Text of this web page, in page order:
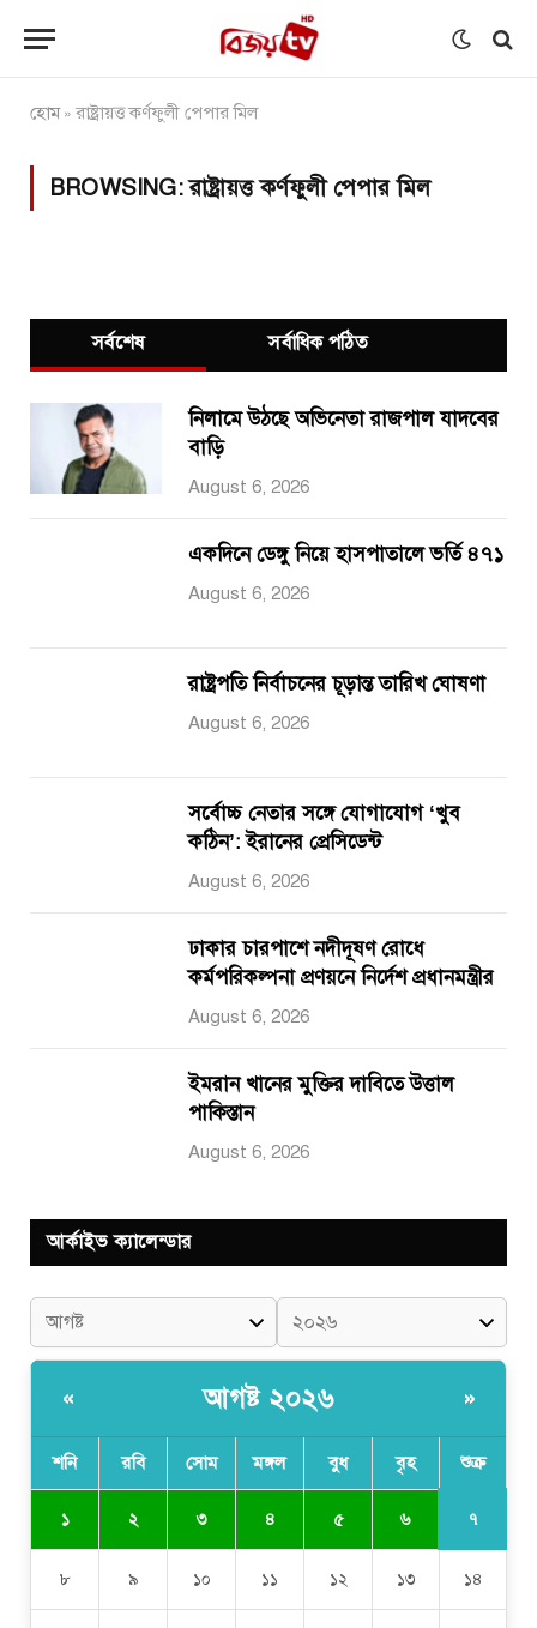
হোম» রাষ্ট্রায়ত্ত কর্ণফুলী পেপার মিল
BROWSING:রাষ্ট্রায়ত্ত কর্ণফুলী পেপার মিল
সর্বশেষ সর্বাধিক পঠিত
নিলামে উঠছে অভিনেতা রাজপাল যাদবের
বাড়ি
August 6, 2026
একদিনে ডেঙ্গু নিয়ে হাসপাতালে ভর্তি ৪৭১
August 6, 2026
রাষ্ট্রপতি নির্বাচনের চূড়ান্ত তারিখ ঘোষণা
August 6, 2026
সর্বোচ্চ নেতার সঙ্গে যোগাযোগ ‘খুব
কঠিন’: ইরানের প্রেসিডেন্ট
August 6, 2026
ঢাকার চারপাশে নদীদূষণ রোধে
কর্মপরিকল্পনা প্রণয়নে নির্দেশ প্রধানমন্ত্রীর
August 6, 2026
ইমরান খানের মুক্তির দাবিতে উত্তাল
পাকিস্তান
August 6, 2026
আর্কাইভ ক্যালেন্ডার
« আগষ্ট ২০২৬ »
শনি রবি সোম মঙ্গল বুধ বৃহ শুক্র
১ ২ ৩ ৪ ৫ ৬ ৭
৮ ৯ ১০ ১১ ১২ ১৩ ১৪